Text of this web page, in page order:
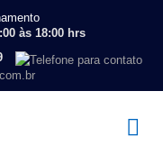
às 18:00 hrs